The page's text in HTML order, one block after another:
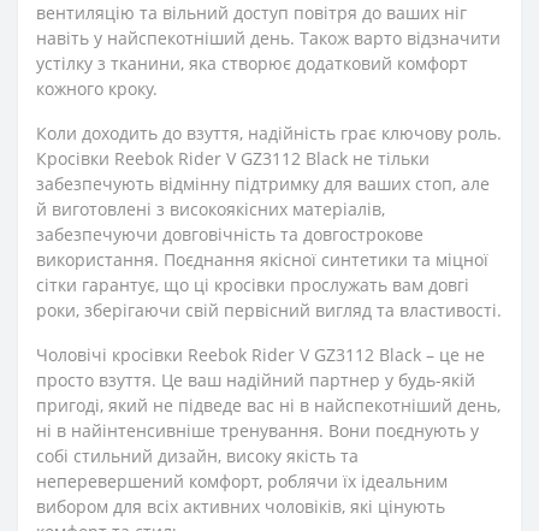
вентиляцію та вільний доступ повітря до ваших ніг
навіть у найспекотніший день. Також варто відзначити
устілку з тканини, яка створює додатковий комфорт
кожного кроку.
Коли доходить до взуття, надійність грає ключову роль.
Кросівки Reebok Rider V GZ3112 Black не тільки
забезпечують відмінну підтримку для ваших стоп, але
й виготовлені з високоякісних матеріалів,
забезпечуючи довговічність та довгострокове
використання. Поєднання якісної синтетики та міцної
сітки гарантує, що ці кросівки прослужать вам довгі
роки, зберігаючи свій первісний вигляд та властивості.
Чоловічі кросівки Reebok Rider V GZ3112 Black – це не
просто взуття. Це ваш надійний партнер у будь-якій
пригоді, який не підведе вас ні в найспекотніший день,
ні в найінтенсивніше тренування. Вони поєднують у
собі стильний дизайн, високу якість та
неперевершений комфорт, роблячи їх ідеальним
вибором для всіх активних чоловіків, які цінують